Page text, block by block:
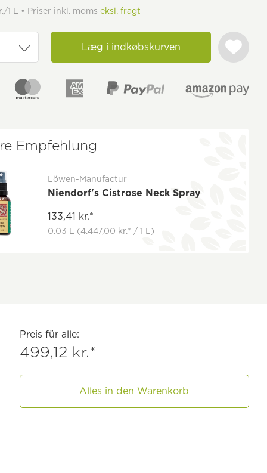
1 L • Priser inkl. momseksl. fragt
Læg i indkøbskurven
Empfehlung
Löwen-Manufactur
Niendorf's Cistrose Neck Spray
133,41 kr.*
0.03 L (4.447,00 kr.* / 1 L)
Preis für alle:
499,12 kr.*
Alles in den Warenkorb